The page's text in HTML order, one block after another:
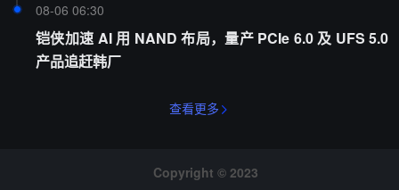
08-06 06:30
铠侠加速 AI 用 NAND 布局，量产 PCIe 6.0 及 UFS 5.0
产品追赶韩厂
查看更多
Copyright © 2023